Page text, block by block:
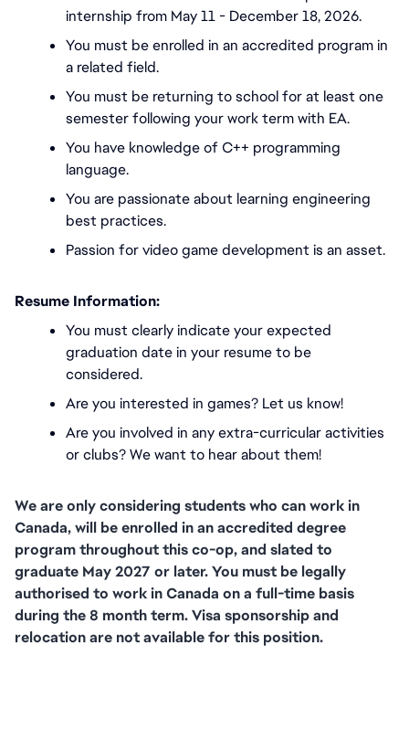
internship from May 11 - December 18, 2026.
You must be enrolled in an accredited program in
a related field.
You must be returning to school for at least one
semester following your work term with EA.
You have knowledge of C++ programming
language.
You are passionate about learning engineering
best practices.
Passion for video game development is an asset.
Resume Information:
You must clearly indicate your expected
graduation date in your resume to be
considered.
Are you interested in games? Let us know!
Are you involved in any extra-curricular activities
or clubs? We want to hear about them!
We are only considering students who can work in
Canada, will be enrolled in an accredited degree
program throughout this co-op, and slated to
graduate May 2027 or later. You must be legally
authorised to work in Canada on a full-time basis
during the 8 month term. Visa sponsorship and
relocation are not available for this position.